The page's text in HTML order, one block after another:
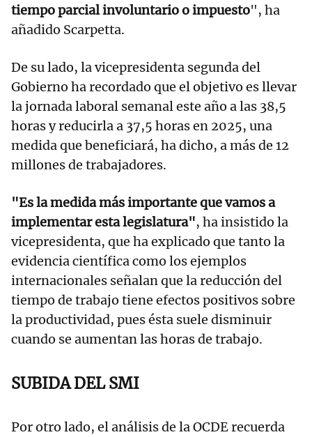
tiempo parcial involuntario o impuesto", ha
añadido Scarpetta.
De su lado, la vicepresidenta segunda del
Gobierno ha recordado que el objetivo es llevar
la jornada laboral semanal este año a las 38,5
horas y reducirla a 37,5 horas en 2025, una
medida que beneficiará, ha dicho, a más de 12
millones de trabajadores.
"Es la medida más importante que vamos a
implementar esta legislatura", ha insistido la
vicepresidenta, que ha explicado que tanto la
evidencia científica como los ejemplos
internacionales señalan que la reducción del
tiempo de trabajo tiene efectos positivos sobre
la productividad, pues ésta suele disminuir
cuando se aumentan las horas de trabajo.
SUBIDA DEL SMI
Por otro lado, el análisis de la OCDE recuerda